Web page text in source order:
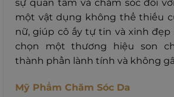
sự quan tâm và chăm sóc đối
một vật dụng không thể thiếu
nữ, giúp cô ấy tự tin và xinh đẹp
chọn một thương hiệu son
thành phần lành tính và không
Mỹ Phẩm Chăm Sóc Da